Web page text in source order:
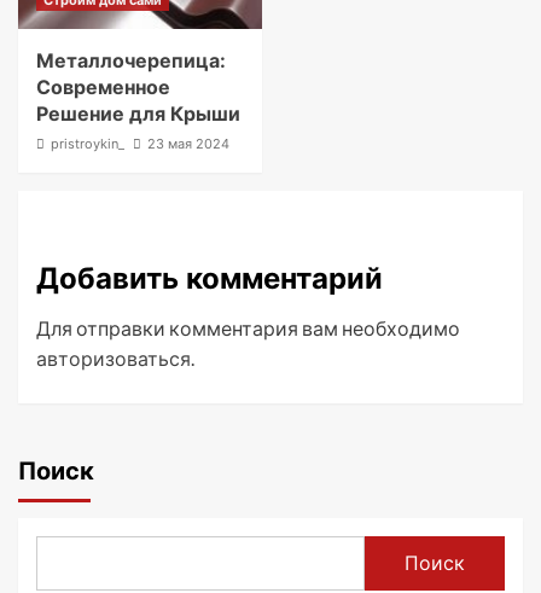
Металлочерепица:
Современное
Решение для Крыши
pristroykin_ 23 мая 2024
Добавить комментарий
Для отправки комментария вам необходимо
авторизоваться
Поиск
Поиск